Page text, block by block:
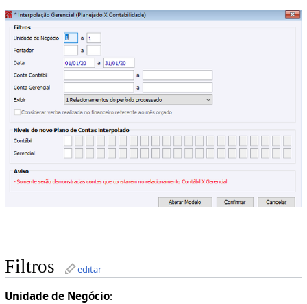
Filtros editar
Unidade de Negócio: